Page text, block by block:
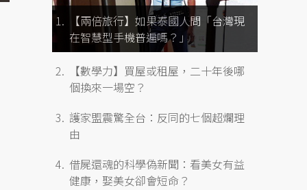
【兩倍旅行】如果泰國人問「台灣現
在智慧型手機普遍嗎？」
【數學力】買屋或租屋，二十年後哪
個換來一場空？
護家盟震驚全台：反同的七個超爛理
由
借屍還魂的科學偽新聞：看美女有益
健康，娶美女卻會短命？